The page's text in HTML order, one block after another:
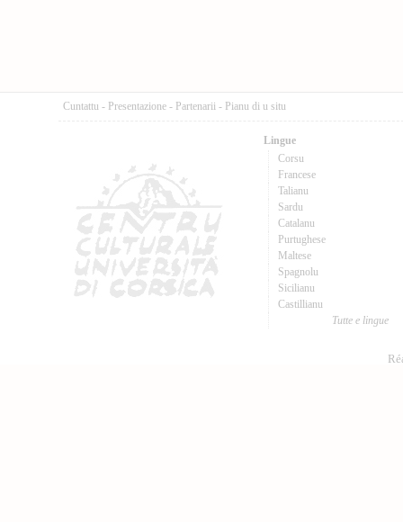
Cuntattu - Presentazione - Partenarii - Pianu di u situ
Lingue
Corsu
Francese
Talianu
Sardu
Catalanu
Purtughese
Maltese
Spagnolu
Sicilianu
Castillianu
Tutte e lingue